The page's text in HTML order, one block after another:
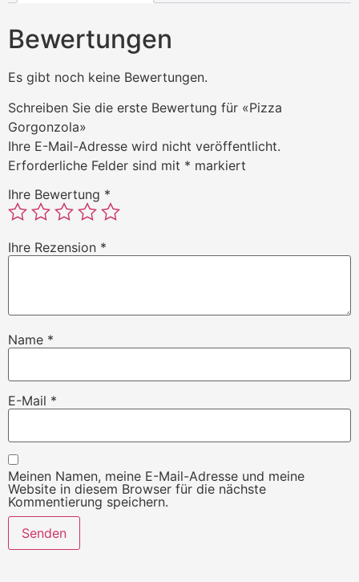
Bewertungen
Es gibt noch keine Bewertungen.
Schreiben Sie die erste Bewertung für «Pizza
Gorgonzola»
Ihre E-Mail-Adresse wird nicht veröffentlicht.
Erforderliche Felder sind mit * markiert
Ihre Bewertung *
Ihre Rezension *
Name *
E-Mail *
Meinen Namen, meine E-Mail-Adresse und meine
Website in diesem Browser für die nächste
Kommentierung speichern.